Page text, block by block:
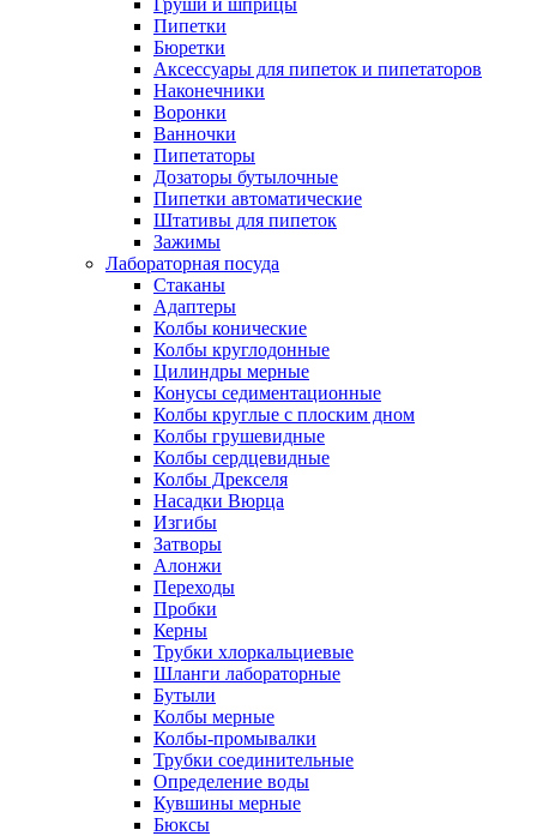
Груши и шприцы
Пипетки
Бюретки
Аксессуары для пипеток и пипетаторов
Наконечники
Воронки
Ванночки
Пипетаторы
Дозаторы бутылочные
Пипетки автоматические
Штативы для пипеток
Зажимы
Лабораторная посуда
Стаканы
Адаптеры
Колбы конические
Колбы круглодонные
Цилиндры мерные
Конусы седиментационные
Колбы круглые с плоским дном
Колбы грушевидные
Колбы сердцевидные
Колбы Дрекселя
Насадки Вюрца
Изгибы
Затворы
Алонжи
Переходы
Пробки
Керны
Трубки хлоркальциевые
Шланги лабораторные
Бутыли
Колбы мерные
Колбы-промывалки
Трубки соединительные
Определение воды
Кувшины мерные
Бюксы